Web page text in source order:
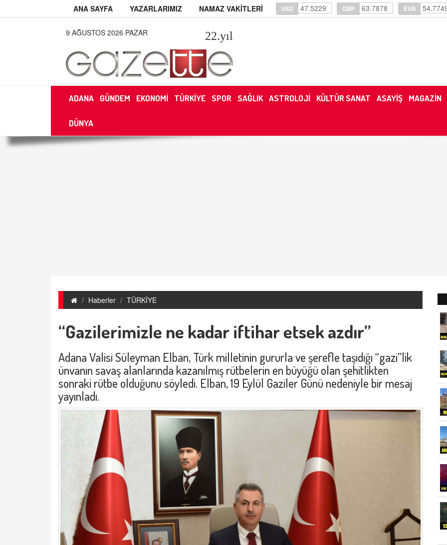
ANA SAYFA YAZARLARIMIZ NAMAZ VAKİTLERİ USD 47.5229 GBP 63.7878 EUR
9 AĞUSTOS 2026 PAZAR 22.yıl
ADANA GÜNDEM EKONOMİ TÜRKİYE SPOR SAĞLIK ASTROLOJİ KÜLTÜR SANAT ASAYİŞ MAGAZİN
DÜNYA
Haberler TÜRKİYE
“Gazilerimizle ne kadar iftihar etsek azdır”
Adana Valisi Süleyman Elban, Türk milletinin gururla ve şerefle taşıdığı “gazi”lik
ünvanın savaş alanlarında kazanılmış rütbelerin en büyüğü olan şehitlikten
sonraki rütbe olduğunu söyledi. Elban, 19 Eylül Gaziler Günü nedeniyle bir mesaj
yayınladı.